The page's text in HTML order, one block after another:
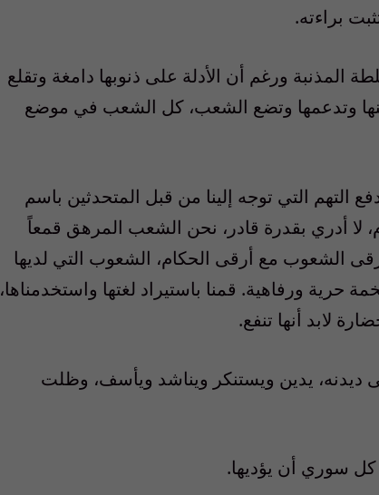
براءته.
المذنبة ورغم أن الأدلة على ذنوبها دامغة وتقلع
عنها وتدعمها وتضع الشعب، كل الشعب في موضع
التهم التي توجه إلينا من قبل المتحدثين باسم
لا أدري بقدرة قادر، نحن الشعب المرهق قمعاً
الشعوب مع أرقى الحكام، الشعوب التي لديها
حرية ورفاهية. قمنا باستيراد لغتها واستخدمناها،
لابد أنها تنفع.
ديدنه، يدين ويستنكر ويناشد ويأسف، وظلت
سوري أن يؤديها.